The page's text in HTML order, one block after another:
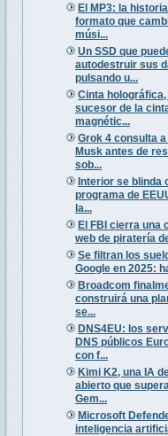
El MP3: la
formato que
músi...
Un SSD que
autodestruir sus
pulsando u...
Cinta holográfica,
sucesor de la
magnétic...
Grok 4 consulta a
Musk antes de
sob...
Interior se blinda
programa de
la...
El FBI cierra una
web de piratería
Se filtran los
Google en 2025:
Broadcom
construirá una
se...
DNS4EU: los
DNS públicos
con f...
Kimi K2, una IA
abierto que
Gem...
Microsoft
inteligencia